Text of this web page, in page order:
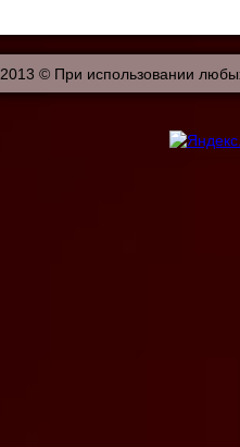
2013 © При использовании